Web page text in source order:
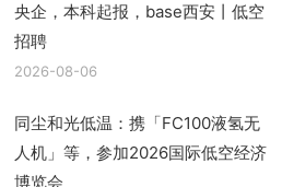
央企，本科起报，base西安丨低空
招聘
2026-08-06
同尘和光低温：携「FC100液氢无
人机」等，参加2026国际低空经济
博览会